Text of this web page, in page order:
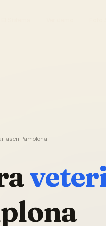
en Pamplona